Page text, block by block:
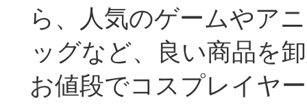
ら、人気のゲームやア
ッグなど、良い商品を
お値段でコスプレイヤ